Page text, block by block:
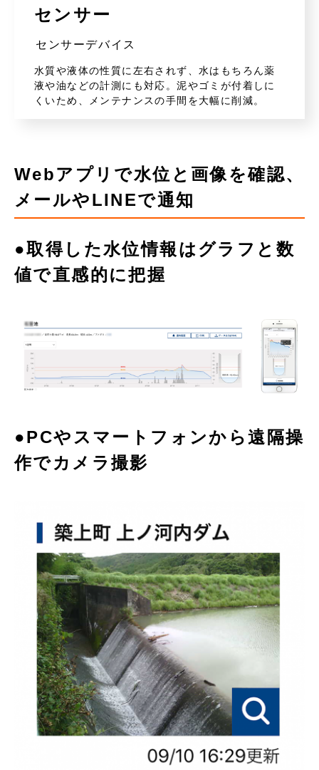
センサー
センサーデバイス
水質や液体の性質に左右されず、水はもちろん薬
液や油などの計測にも対応。泥やゴミが付着しに
くいため、メンテナンスの手間を大幅に削減。
Webアプリで水位と画像を確認、
メールやLINEで通知
●取得した水位情報はグラフと数
値で直感的に把握
●PCやスマートフォンから遠隔操
作でカメラ撮影